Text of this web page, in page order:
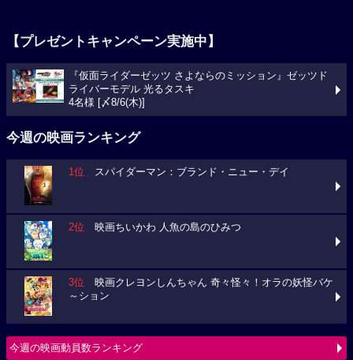
【プレゼントキャンペーン実施中】
『仮面ライダーゼッツ さよならのミッション』ゼッツド
ライバーモデル 光るタスキ
4名様 [〆8/6(木)]
今週の映画ランキング
1位 スパイダーマン：ブランド・ニュー・デイ
2位 映画ちいかわ 人魚の島のひみつ
3位 映画クレヨンしんちゃん 奇々怪々！オラの妖怪バケ
～ション
今週の映画動員数ランキング